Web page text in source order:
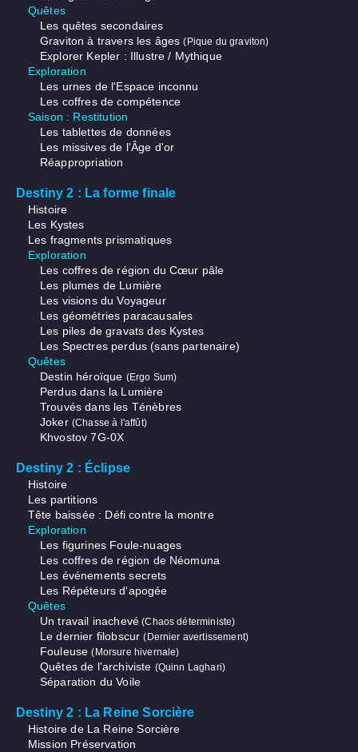
Quêtes
Les quêtes secondaires
Graviton à travers les âges(Pique du graviton)
Explorer Kepler : Illustre / Mythique
Exploration
Les urnes de l'Espace inconnu
Les coffres de compétence
Saison : Restitution
Les tablettes de données
Les missives de l'Âge d'or
Réappropriation
Destiny 2 : La forme finale
Histoire
Les Kystes
Les fragments prismatiques
Exploration
Les coffres de région du Cœur pâle
Les plumes de Lumière
Les visions du Voyageur
Les géométries paracausales
Les piles de gravats des Kystes
Les Spectres perdus (sans partenaire)
Quêtes
Destin héroïque (Ergo Sum)
Perdus dans la Lumière
Trouvés dans les Ténèbres
Joker (Chasse à l'affût)
Khvostov 7G-0X
Destiny 2 : Éclipse
Histoire
Les partitions
Tête baissée : Défi contre la montre
Exploration
Les figurines Foule-nuages
Les coffres de région de Néomuna
Les événements secrets
Les Répéteurs d'apogée
Quêtes
Un travail inachevé (Chaos déterministe)
Le dernier filobscur(Dernier avertissement)
Fouleuse(Morsure hivernale)
Quêtes de l'archiviste (Quinn Laghari)
Séparation du Voile
Destiny 2 : La Reine Sorcière
Histoire de La Reine Sorcière
Mission Préservation